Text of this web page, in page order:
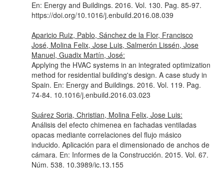
En: Energy and Buildings. 2016. Vol. 130. Pag. 85-97.
https://doi.org/10.1016/j.enbuild.2016.08.039
Aparicio Ruiz, Pablo, Sánchez de la Flor, Francisco
José, Molina Felix, Jose Luis, Salmerón Lissén, Jose
Manuel, Guadix Martín, José:
Applying the HVAC systems in an integrated optimization
method for residential building's design. A case study in
Spain. En: Energy and Buildings. 2016. Vol. 119. Pag.
74-84. 10.1016/j.enbuild.2016.03.023
Suárez Soria, Christian, Molina Felix, Jose Luis:
Análisis del efecto chimenea en fachadas ventiladas
opacas mediante correlaciones del flujo másico
inducido. Aplicación para el dimensionado de anchos de
cámara. En: Informes de la Construcción. 2015. Vol. 67.
Núm. 538. 10.3989/ic.13.155